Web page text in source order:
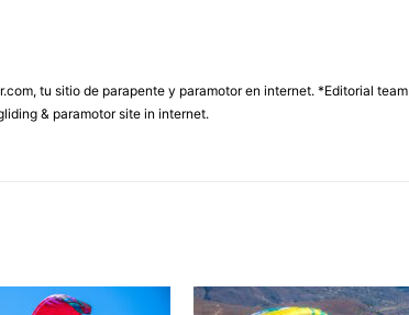
tu sitio de parapente y paramotor en internet. *Editorial team
& paramotor site in internet.